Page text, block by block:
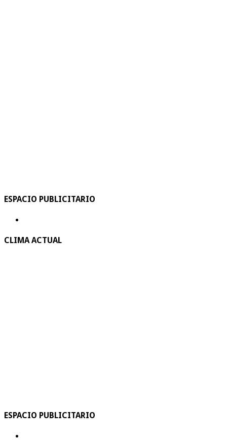
ESPACIO PUBLICITARIO
CLIMA ACTUAL
ESPACIO PUBLICITARIO